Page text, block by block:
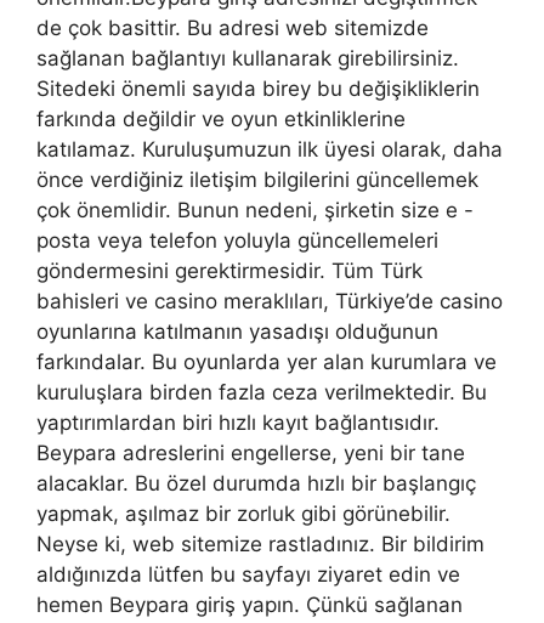
de çok basittir. Bu adresi web sitemizde
sağlanan bağlantıyı kullanarak girebilirsiniz.
Sitedeki önemli sayıda birey bu değişikliklerin
farkında değildir ve oyun etkinliklerine
katılamaz. Kuruluşumuzun ilk üyesi olarak, daha
önce verdiğiniz iletişim bilgilerini güncellemek
çok önemlidir. Bunun nedeni, şirketin size e -
posta veya telefon yoluyla güncellemeleri
göndermesini gerektirmesidir. Tüm Türk
bahisleri ve casino meraklıları, Türkiye’de casino
oyunlarına katılmanın yasadışı olduğunun
farkındalar. Bu oyunlarda yer alan kurumlara ve
kuruluşlara birden fazla ceza verilmektedir. Bu
yaptırımlardan biri hızlı kayıt bağlantısıdır.
Beypara adreslerini engellerse, yeni bir tane
alacaklar. Bu özel durumda hızlı bir başlangıç ​​
yapmak, aşılmaz bir zorluk gibi görünebilir.
Neyse ki, web sitemize rastladınız. Bir bildirim
aldığınızda lütfen bu sayfayı ziyaret edin ve
hemen Beypara giriş yapın. Çünkü sağlanan